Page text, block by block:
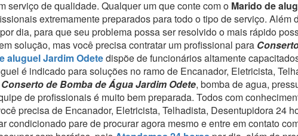
serviço de qualidade. Qualquer um que conte com o Marido de
extremamente preparados para todo o tipo de serviço. Além
dia, para que seu problema possa ser resolvido o mais rápido
solução, mas você precisa contratar um profissional para
aluguel Jardim Odetedispõe de funcionários altamente
é indicado para soluções no ramo de Encanador, Eletricista,
Conserto de Bomba de Água Jardim Odete, bomba de agua,
de profissionais é muito bem preparada. Todos com
precisa de Encanador, Eletricista, Telhadista, Desentupidora 24
condicionado pare de procurar agora mesmo e entre em contato